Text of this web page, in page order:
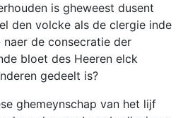
is gheweest dusent
den volcke als de clergie inde
de consecratie der
bloet des Heeren elck
gedeelt is?
ghemeynschap van het lijf